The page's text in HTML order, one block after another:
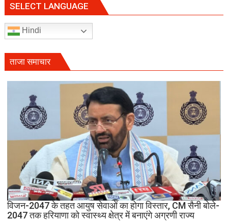
SELECT LANGUAGE
Hindi
ताजा समाचार
विजन-2047 के तहत आयुष सेवाओं का होगा विस्तार, CM सैनी बोले-
2047 तक हरियाणा को स्वास्थ्य क्षेत्र में बनाएंगे अग्रणी राज्य